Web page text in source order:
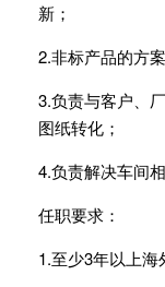
新；
2.非标产品的方
3.负责与客户、
图纸转化；
4.负责解决车间
任职要求：
1.至少3年以上海